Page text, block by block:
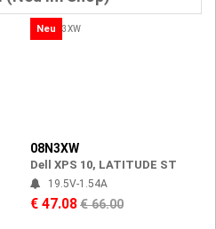
Neu
08N3XW
Dell XPS 10, LATITUDE ST
19.5V-1.54A
€ 47.08€ 66.00